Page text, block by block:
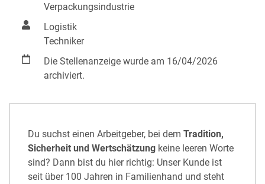
Verpackungsindustrie
Logistik
Techniker
Die Stellenanzeige wurde am 16/04/2026
archiviert.
Du suchst einen Arbeitgeber, bei dem Tradition,
Sicherheit und Wertschätzung keine leeren Worte
sind? Dann bist du hier richtig: Unser Kunde ist
seit über 100 Jahren in Familienhand und steht